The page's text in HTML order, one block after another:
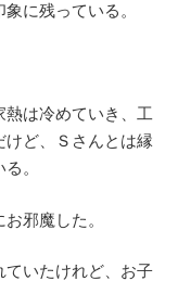
に残っている。
は冷めていき、工
ど、Ｓさんとは縁
。
邪魔した。
ていたけれど、お子